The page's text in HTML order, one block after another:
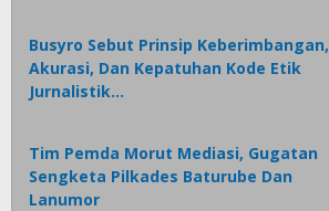
Busyro Sebut Prinsip Keberimbangan,
Akurasi, Dan Kepatuhan Kode Etik
Jurnalistik…
Tim Pemda Morut Mediasi, Gugatan
Sengketa Pilkades Baturube Dan
Lanumor